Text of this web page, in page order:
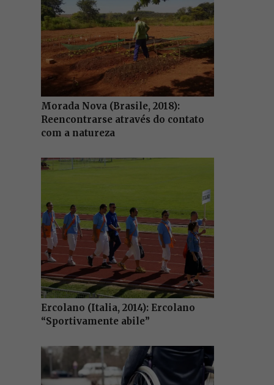
Morada Nova (Brasile, 2018):
Reencontrarse através do contato
com a natureza
Ercolano (Italia, 2014): Ercolano
“Sportivamente abile”